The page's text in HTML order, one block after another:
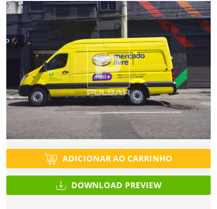
ADICIONAR AO CARRINHO
DOWNLOAD PREVIEW
Título do projeto
Tipo de projeto
Formato
Códigos
Esqueci a senha
ENTRAR
ENTRAR
ENVIAR
Protegido por reCAPTCHA —Privacidade·Termos
NÃO
SIM
Título do projeto
Tipo de projeto
Selecione
Tamanho PR$ 57,00
Tamanho MR$ 114,00
Tamanho GR$ 171,00